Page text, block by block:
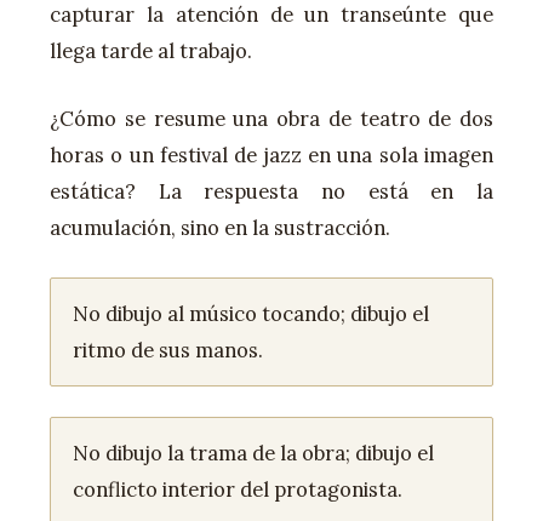
capturar la atención de un transeúnte que
llega tarde al trabajo.
¿Cómo se resume una obra de teatro de dos
horas o un festival de jazz en una sola imagen
estática? La respuesta no está en la
acumulación, sino en la sustracción.
No dibujo al músico tocando; dibujo el
ritmo de sus manos.
No dibujo la trama de la obra; dibujo el
conflicto interior del protagonista.